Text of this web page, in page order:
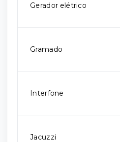
Gerador elétrico
Gramado
Interfone
Jacuzzi